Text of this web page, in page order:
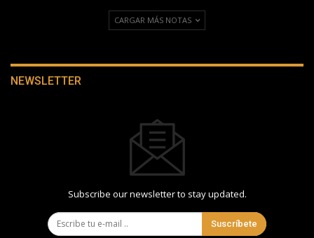
CARGAR MÁS NOTAS
NEWSLETTER
Subscribe our newsletter to stay updated.
Suscríbete